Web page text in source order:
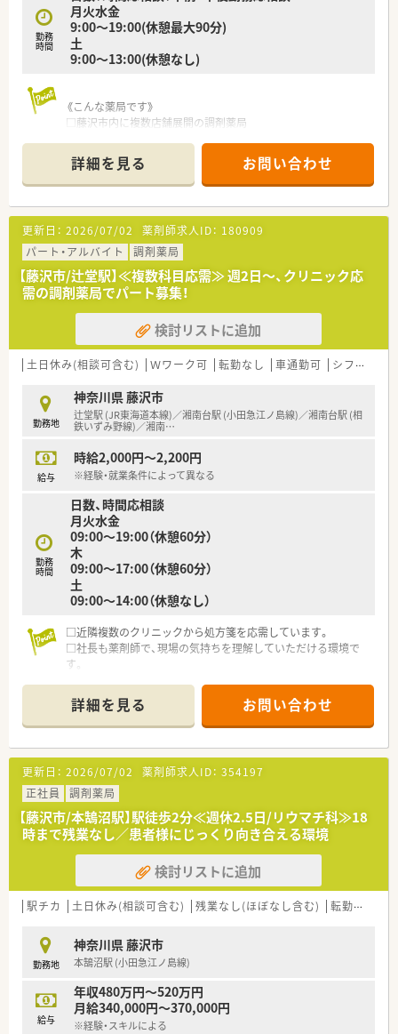
勤務
時間
月火水金
9:00～19:00(休憩最大90分)
土
9:00～13:00(休憩なし)
《こんな薬局です》
□藤沢市内に複数店舗展開の調剤薬局
□大通り沿いにまっすぐなので通勤しやすい♪
□ラストまで入れる方、大歓迎！
曜日・時間はご相談ください
□調剤未経験・ブランクのある方にも丁寧な指導があり安心です
詳細を見る お問い合わせ
更新日： 2026/07/02 薬剤師求人ID： 180909
パート・アルバイト
調剤薬局
【藤沢市/辻堂駅】≪複数科目応需≫ 週2日～、クリニック応
需の調剤薬局でパート募集！
検討リストに追加
土日休み(相談可含む) Ｗワーク可 転勤なし 車通勤可 シフト制
勤務地
神奈川県 藤沢市
辻堂駅 (JR東海道本線)／湘南台駅 (小田急江ノ島線)／湘南台駅 (相
鉄いずみ野線)／湘南…
給与
時給2,000円～2,200円
※経験・就業条件によって異なる
勤務
時間
日数、時間応相談
月火水金
09:00～19:00（休憩60分）
木
09:00～17:00（休憩60分）
土
09:00～14:00（休憩なし）
□近隣複数のクリニックから処方箋を応需しています。
□社長も薬剤師で、現場の気持ちを理解していただける環境で
す。
詳細を見る お問い合わせ
更新日： 2026/07/02 薬剤師求人ID： 354197
正社員
調剤薬局
【藤沢市/本鵠沼駅】駅徒歩2分≪週休2.5日/リウマチ科≫18
時まで残業なし／患者様にじっくり向き合える環境
検討リストに追加
駅チカ 土日休み(相談可含む) 残業なし(ほぼなし含む) 転勤なし
勤務地
神奈川県 藤沢市
本鵠沼駅 (小田急江ノ島線)
給与
年収480万円～520万円
月給340,000円～370,000円
※経験・スキルによる